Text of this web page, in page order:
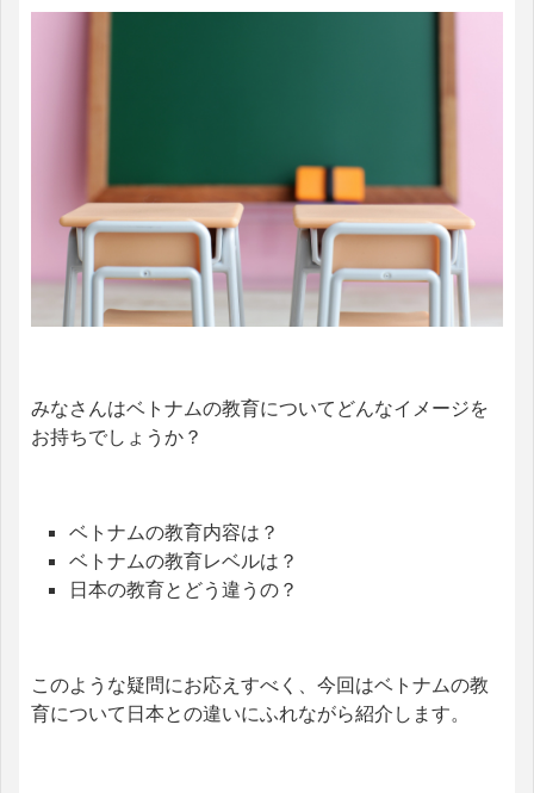
みなさんはベトナムの教育についてどんなイメージを
お持ちでしょうか？
ベトナムの教育内容は？
ベトナムの教育レベルは？
日本の教育とどう違うの？
このような疑問にお応えすべく、 今回はベトナムの教
育について日本との違いにふれながら紹介します。